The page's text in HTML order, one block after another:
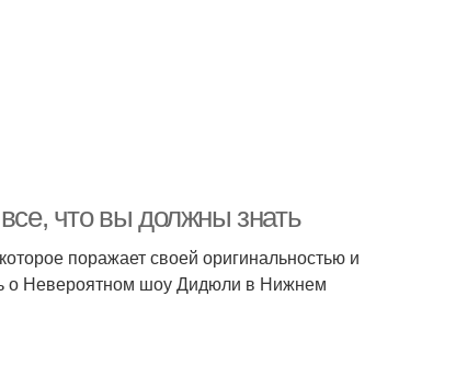
что вы должны знать
поражает своей оригинальностью и
о Невероятном шоу Дидюли в Нижнем